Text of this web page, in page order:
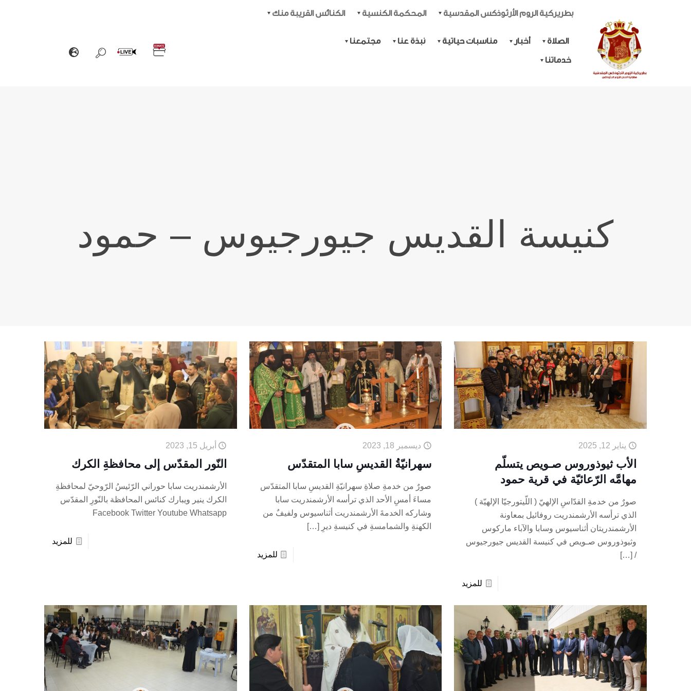
بطريركية الروم الأرثوذكس المقدسية المحكمة الكنسية الكنائس القريبة منك
الصلاة أخبار مناسبات حياتية نبذة عنا مجتمعنا
خدماتنا
كنيسة القديس جيورجيوس – حمود
يناير 12, 2025
الأب ثيوذوروس صـويص يتسلّم
مهامَّه الرّعائيّة في قرية حمود
صورٌ من خدمةِ القدّاسِ الإلهيّ ( اللّيتورجيّا الإلهيّة )
الذي ترأسه الأرشمندريت روفائيل بمعاونة
الأرشمندريتان أثناسيوس وسابا والآباء ماركوس
وثيوذوروس صـويص في كنيسة القديس جيورجيوس
/
[…]
للمزيد
ديسمبر 18, 2023
سهرانيّةُ القديسِ سابا المتقدّس
صورٌ من خدمةِ صلاةِ سهرانيّةِ القديسِ سابا المتقدّس
مساءَ أمسِ الأحد الذي ترأسه الأرشمندريت سابا
وشاركه الخدمةَ الأرشمندريت أثناسيوس ولفيفٌ من
الكهنةِ والشمامسةِ في كنيسةِ ديرِ
[…]
للمزيد
أبريل 15, 2023
النّور المقدّس إلى محافظةِ الكرك
الأرشمندريت سابا حوراني الرّئيسُ الرّوحيّ لمحافظةِ
الكرك ينير ويبارك كنائس المحافظة بالنّورِ المقدّس
Facebook Twitter Youtube Whatsapp
للمزيد